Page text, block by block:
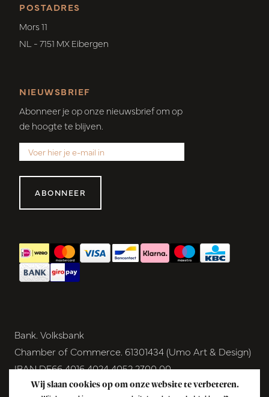
POSTADRES
Mors 11
NL - 7151 MX Eibergen
NIEUWSBRIEF
Abonneer je op onze nieuwsbrief om op
de hoogte te blijven.
ABONNEER
Bank. Volksbank
Chamber of Commerce. 61301434 (Umo Art & Design)
IBAN DE66 4016 4024 4052 2700 00
BIC GENODEM1GRN
Wij slaan cookies op om onze website te verbeteren.